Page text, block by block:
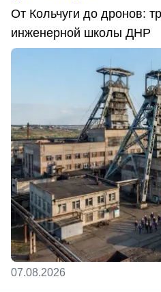
От Кольчуги до дронов:
инженерной школы ДНР
07.08.2026